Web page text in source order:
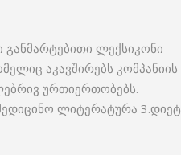
ლექსიკონი
აკავშირებს კომპანიის
ურთიერთობებს.
ლიტერატურა